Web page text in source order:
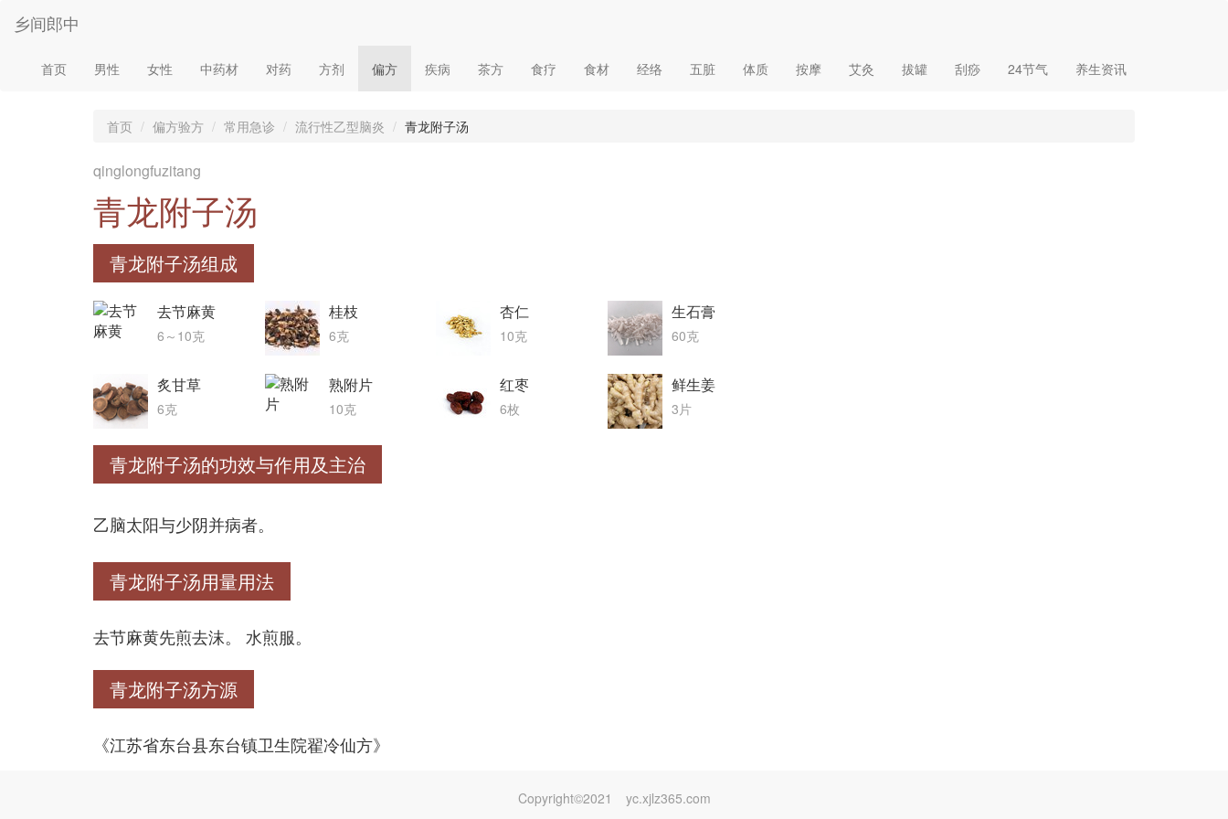
乡间郎中
首页 男性 女性 中药材 对药 方剂 偏方 疾病 茶方 食疗 食材 经络 五脏 体质 按摩 艾灸 拔罐 刮痧 24节气 养生资讯
首页 偏方验方 常用急诊 流行性乙型脑炎 青龙附子汤
qinglongfuzitang
青龙附子汤
青龙附子汤组成
去节麻黄
6～10克
桂枝
6克
杏仁
10克
生石膏
60克
炙甘草
6克
熟附片
10克
红枣
6枚
鲜生姜
3片
青龙附子汤的功效与作用及主治
乙脑太阳与少阴并病者。
青龙附子汤用量用法
去节麻黄先煎去沫。 水煎服。
青龙附子汤方源
《江苏省东台县东台镇卫生院翟冷仙方》
Copyright©2021
yc.xjlz365.com